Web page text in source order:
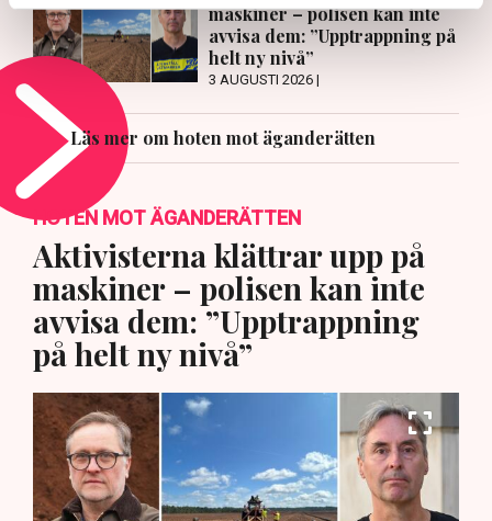
maskiner – polisen kan inte
avvisa dem: ”Upptrappning på
helt ny nivå”
3 AUGUSTI 2026 |
Läs mer om hoten mot äganderätten
HOTEN MOT ÄGANDERÄTTEN
Aktivisterna klättrar upp på
maskiner – polisen kan inte
avvisa dem: ”Upptrappning
på helt ny nivå”